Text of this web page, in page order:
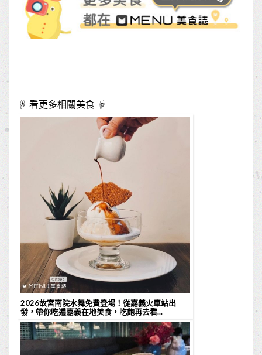
☟ 看更多相關美食 ☟
2026故宮南院水舞免費登場！從嘉義火車站出
發，帶你吃遍嘉義在地美食，吃飽再去看...